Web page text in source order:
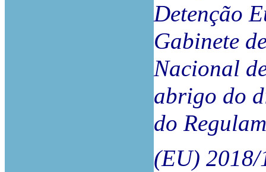
Detenção
Gabinete
Nacional
abrigo do
do
(EU) 2018/